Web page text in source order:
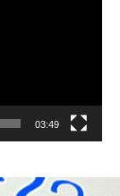
03:49